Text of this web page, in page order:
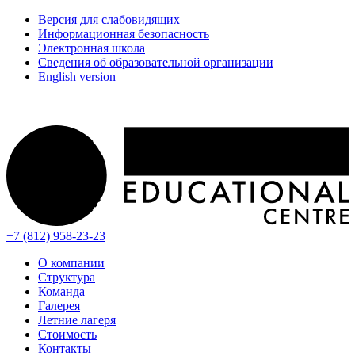
Версия для слабовидящих
Информационная безопасность
Электронная школа
Сведения об образовательной организации
English version
+7 (812) 958-23-23
О компании
Структура
Команда
Галерея
Летние лагеря
Стоимость
Контакты